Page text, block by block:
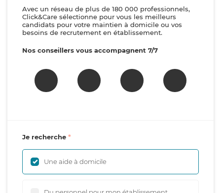
Avec un réseau de plus de 180 000 professionnels,
Click&Care sélectionne pour vous les meilleurs
candidats pour votre maintien à domicile ou vos
besoins de recrutement en établissement.
Nos conseillers vous accompagnent 7/7
Je recherche
Une aide à domicile